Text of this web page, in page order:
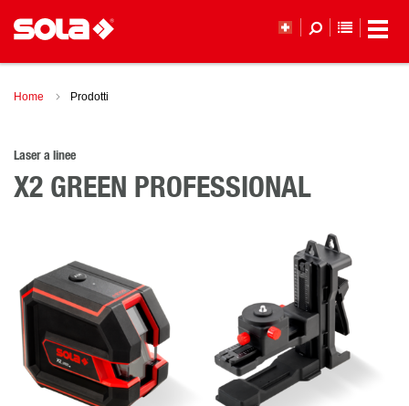
Home Prodotti
Laser a linee
X2 GREEN PROFESSIONAL